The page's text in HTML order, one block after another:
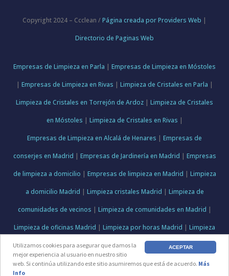
ACEPTAR
Utilizamos cookies para asegurar que damos la
mejor experiencia al usuario en nuestro sitio
web. Si continúa utilizando este sitio asumiremos que está de acuerdo. Más
Info
Copyright 2024 – Ccclean / Página creada por Providers Web |
Directorio de Paginas Web
Empresas de Limpieza en Parla | Empresas de Limpieza en Móstoles
| Empresas de Limpieza en Rivas | Limpieza de Cristales en Parla |
Limpieza de Cristales en Torrejón de Ardoz | Limpieza de Cristales
en Móstoles | Limpieza de Cristales en Rivas |
Empresas de Limpieza en Alcalá de Henares | Empresas de
conserjes en Madrid | Empresas de Jardinería en Madrid | Empresas
de limpieza a domicilio | Empresas de limpieza en Madrid | Limpieza
a domicilio Madrid | Limpieza cristales Madrid | Limpieza de
comunidades de vecinos | Limpieza de comunidades en Madrid |
Limpieza de oficinas Madrid | Limpieza por horas Madrid | Limpieza
de obra en Torrejón de Ardoz